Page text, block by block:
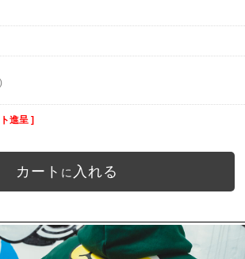
進呈 ]
カート に 入れる